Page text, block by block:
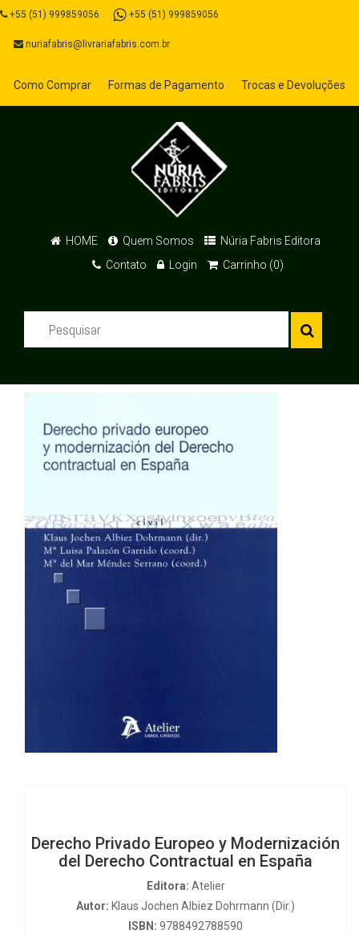
+55 (51) 999859056 +55 (51) 999859056
nuriafabris@livrariafabris.com.br
Como Comprar Formas de Pagamento Trocas e Devoluções
HOME Quem Somos
Núria Fabris Editora
Contato
Login Carrinho (0)
Derecho Privado Europeo y Modernización
del Derecho Contractual en España
Editora: Atelier
Autor: Klaus Jochen Albiez Dohrmann (Dir.)
ISBN: 9788492788590